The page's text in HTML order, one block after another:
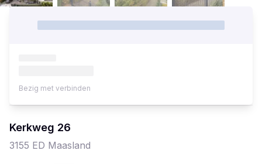
Kerkweg 26
3155 ED Maasland
Bezig met verbinden